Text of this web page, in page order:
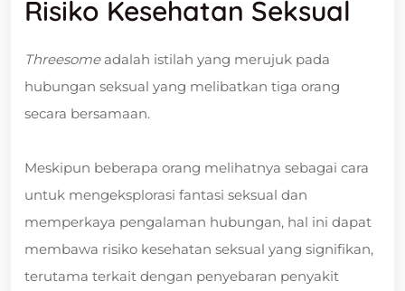
Risiko Kesehatan Seksual
Threesomeadalah istilah yang merujuk pada
hubungan seksual yang melibatkan tiga orang
secara bersamaan.
Meskipun beberapa orang melihatnya sebagai cara
untuk mengeksplorasi fantasi seksual dan
memperkaya pengalaman hubungan, hal ini dapat
membawa risiko kesehatan seksual yang signifikan,
terutama terkait dengan penyebaran penyakit